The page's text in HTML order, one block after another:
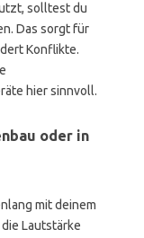
solltest du
Das sorgt für
Konflikte.
hier sinnvoll.
oder in
mit deinem
Lautstärke